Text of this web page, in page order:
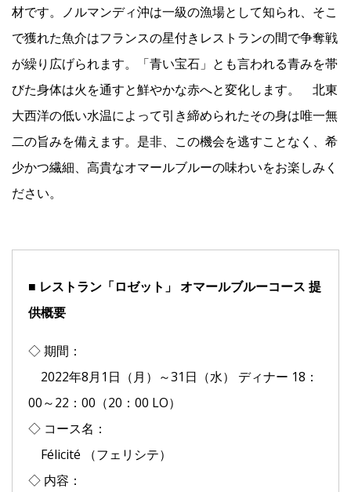
材です。ノルマンディ沖は一級の漁場として知られ、そこ
で獲れた魚介はフランスの星付きレストランの間で争奪戦
が繰り広げられます。「青い宝石」とも言われる青みを帯
びた身体は火を通すと鮮やかな赤へと変化します。 北東
大西洋の低い水温によって引き締められたその身は唯一無
二の旨みを備えます。是非、この機会を逃すことなく、希
少かつ繊細、高貴なオマールブルーの味わいをお楽しみく
ださい。
■ レストラン「ロゼット」 オマールブルーコース 提
供概要
◇ 期間：
2022年8月1日（月）～31日（水） ディナー 18：
00～22：00（20：00 LO）
◇ コース名：
Félicité （フェリシテ）
◇ 内容：